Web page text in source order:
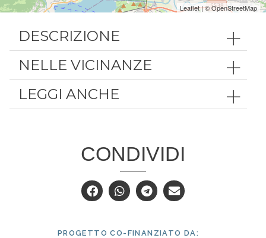
DESCRIZIONE
NELLE VICINANZE
LEGGI ANCHE
Leaflet| ©OpenStreetMap
CONDIVIDI
PROGETTO CO-FINANZIATO DA: